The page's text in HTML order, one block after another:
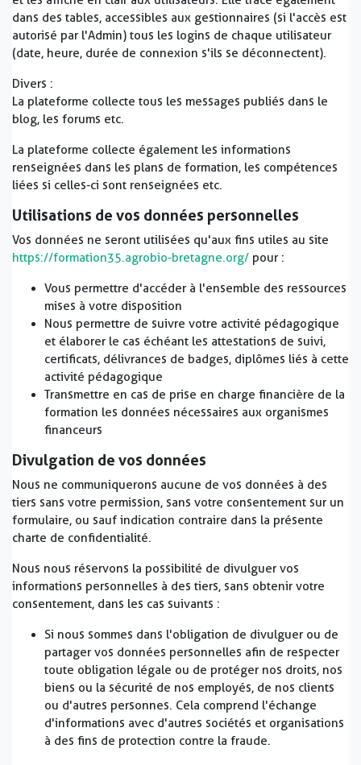
dans des tables, accessibles aux gestionnaires (si l'accès est
autorisé par l'Admin) tous les logins de chaque utilisateur
(date, heure, durée de connexion s'ils se déconnectent).
Divers :
La plateforme collecte tous les messages publiés dans le
blog, les forums etc.
La plateforme collecte également les informations
renseignées dans les plans de formation, les compétences
liées si celles-ci sont renseignées etc.
Utilisations de vos données personnelles
Vos données ne seront utilisées qu'aux fins utiles au site
https://formation35.agrobio-bretagne.org/ pour :
Vous permettre d'accéder à l'ensemble des ressources
mises à votre disposition
Nous permettre de suivre votre activité pédagogique
et élaborer le cas échéant les attestations de suivi,
certificats, délivrances de badges, diplômes liés à cette
activité pédagogique
Transmettre en cas de prise en charge financière de la
formation les données nécessaires aux organismes
financeurs
Divulgation de vos données
Nous ne communiquerons aucune de vos données à des
tiers sans votre permission, sans votre consentement sur un
formulaire, ou sauf indication contraire dans la présente
charte de confidentialité.
Nous nous réservons la possibilité de divulguer vos
informations personnelles à des tiers, sans obtenir votre
consentement, dans les cas suivants :
Si nous sommes dans l'obligation de divulguer ou de
partager vos données personnelles afin de respecter
toute obligation légale ou de protéger nos droits, nos
biens ou la sécurité de nos employés, de nos clients
ou d'autres personnes. Cela comprend l'échange
d'informations avec d'autres sociétés et organisations
à des fins de protection contre la fraude.